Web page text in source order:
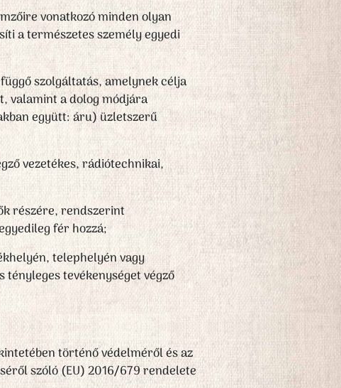
vonatkozó minden olyan
a természetes személy egyedi
szolgáltatás, amelynek célja
valamint a dolog módjára
együtt: áru) üzletszerű
vezetékes, rádiótechnikai,
részére, rendszerint
fér hozzá;
telephelyén vagy
tevékenységet végző
történő védelméről és az
szóló (EU) 2016/679 rendelete